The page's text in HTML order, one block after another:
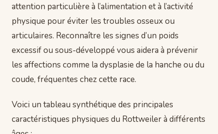
attention particulière à l’alimentation et à l’activité
physique pour éviter les troubles osseux ou
articulaires. Reconnaître les signes d’un poids
excessif ou sous-développé vous aidera à prévenir
les affections comme la dysplasie de la hanche ou du
coude, fréquentes chez cette race.
Voici un tableau synthétique des principales
caractéristiques physiques du Rottweiler à différents